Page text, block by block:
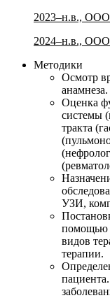
2023–н.в.,
2024–н.в.,
Методики
Осмотр
анамнеза.
Оценка
системы
тракта
УЗИ,
помощью
видов
терапии.